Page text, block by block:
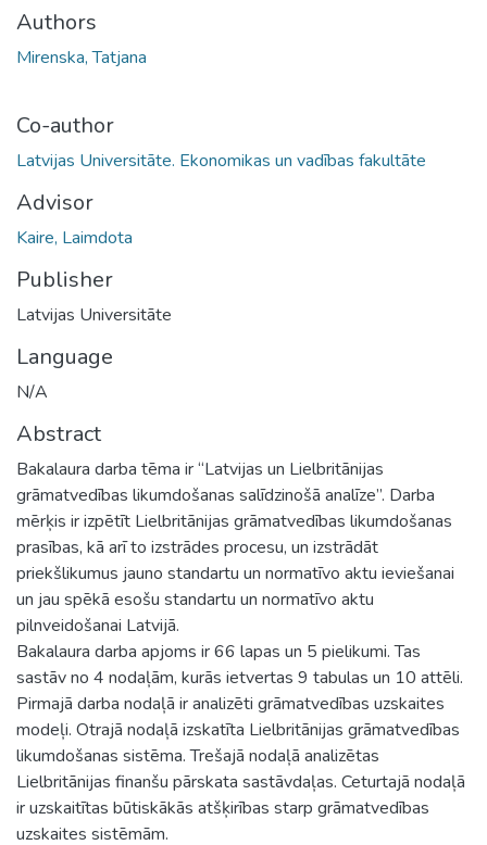
Authors
Mirenska, Tatjana
Co-author
Latvijas Universitāte. Ekonomikas un vadības fakultāte
Advisor
Kaire, Laimdota
Publisher
Latvijas Universitāte
Language
N/A
Abstract
Bakalaura darba tēma ir “Latvijas un Lielbritānijas
grāmatvedības likumdošanas salīdzinošā analīze”. Darba
mērķis ir izpētīt Lielbritānijas grāmatvedības likumdošanas
prasības, kā arī to izstrādes procesu, un izstrādāt
priekšlikumus jauno standartu un normatīvo aktu ieviešanai
un jau spēkā esošu standartu un normatīvo aktu
pilnveidošanai Latvijā.
Bakalaura darba apjoms ir 66 lapas un 5 pielikumi. Tas
sastāv no 4 nodaļām, kurās ietvertas 9 tabulas un 10 attēli.
Pirmajā darba nodaļā ir analizēti grāmatvedības uzskaites
modeļi. Otrajā nodaļā izskatīta Lielbritānijas grāmatvedības
likumdošanas sistēma. Trešajā nodaļā analizētas
Lielbritānijas finanšu pārskata sastāvdaļas. Ceturtajā nodaļā
ir uzskaitītas būtiskākās atšķirības starp grāmatvedības
uzskaites sistēmām.